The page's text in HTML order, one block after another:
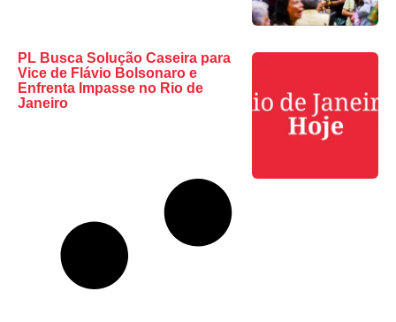
PL Busca Solução Caseira para
Vice de Flávio Bolsonaro e
Enfrenta Impasse no Rio de
Janeiro